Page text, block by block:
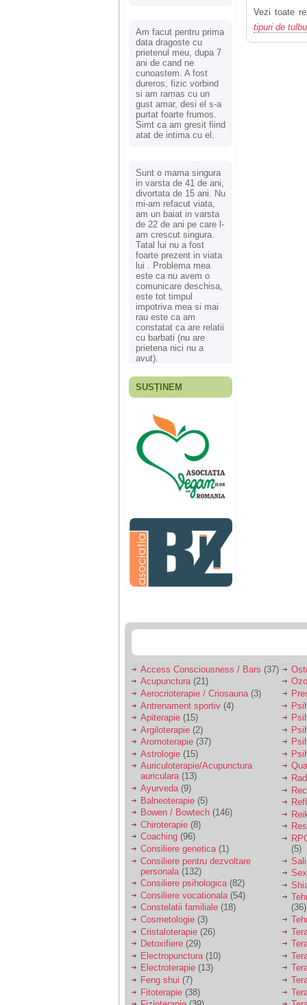
Am facut pentru prima
data dragoste cu
prietenul meu, dupa 7
ani de cand ne
cunoastem. A fost
dureros, fizic vorbind
si am ramas cu un
gust amar, desi el s-a
purtat foarte frumos.
Simt ca am gresit fiind
atat de intima cu el.
Sunt o mama singura
in varsta de 41 de ani,
divortata de 15 ani. Nu
mi-am refacut viata,
am un baiat in varsta
de 22 de ani pe care l-
am crescut singura.
Tatal lui nu a fost
foarte prezent in viata
lui . Problema mea
este ca nu avem o
comunicare deschisa,
este tot timpul
impotriva mea si mai
rau este ca am
constatat ca are relatii
cu barbati (nu are
prietena nici nu a
avut).
Fiica mea s-a nascut
ani, privind in urma
realizez cat de multe
greseli am facut in
educatia si cresterea
ei, am fost o mama
egoista, preocupata
de implinirea
profesionala, cand ea
era mica am neglijat-
agresiva, orice
greseala era taxata cu
o palma sau pedepse.
De 4 ani am o relatie
serioasa cu un barbat
sa se manifeste o
Ma aflu aici pentru ca
vreau sa stiu daca am
nevoie de un psiholog
sau psihiatru.
Sunt casatorita, am
31 de ani si un copil in
varsta de 2 ani care
mi-e lumina ochilor.
De ceva timp simt ca
mi s-a adunat
oboseala, o oboseala
cronica de care nu pot
scapa si simt ca din
cauza ei nu pot
controla nervii si
cateodata are copilul
de suferit.
Am o bariera peste
care nu pot trece:
prietena mea a ramas
insarcinata cu o fata.
Am fost de comun
acord sa facem un
copil, cu gandul ca e
baiat.
SUSȚINEM
Vezi toate
tipuri de
Access Consciousness / Bars (37)
Acupunctura(21)
Aerocrioterapie / Criosauna (3)
Antrenament sportiv (4)
Apiterapie (15)
Argiloterapie (2)
Aromoterapie (37)
Astrologie (15)
Auriculoterapie/Acupunctura
auriculara(13)
Ayurveda(9)
Balneoterapie (5)
Bowen / Bowtech (146)
Chiroterapie (8)
Coaching (96)
Consiliere genetica(1)
Consiliere pentru dezvoltare
personala (132)
Consiliere psihologica(82)
Consiliere vocationala (54)
Constelatii familiale (18)
Cosmetologie (3)
Cristaloterapie (26)
Detoxifiere (29)
Electropunctura (10)
Electroterapie (13)
Feng shui (7)
Fitoterapie (38)
(5)
(36)